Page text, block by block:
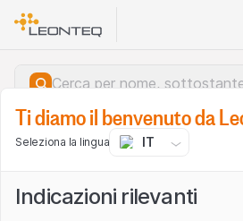
Ti diamo il benvenuto da
Seleziona la lingua IT
Indicazioni rilevanti